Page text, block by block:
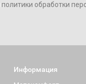
политики обработки
Информация